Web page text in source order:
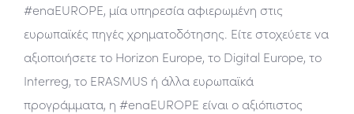
#enaEUROPE, μία υπηρεσία αφιερωμένη στις
ευρωπαϊκές πηγές χρηματοδότησης. Είτε στοχεύετε να
αξιοποιήσετε το Horizon Europe, το Digital Europe, το
Interreg, το ERASMUS ή άλλα ευρωπαϊκά
προγράμματα, η #enaEUROPE είναι ο αξιόπιστος